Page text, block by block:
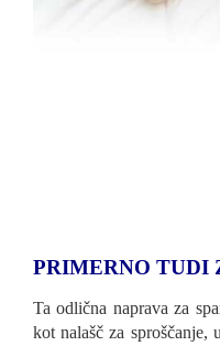
PRIMERNO TUDI
Ta odlična naprava za
kot nalašč za sproščanje,